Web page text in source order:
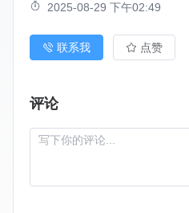
2025-08-29 下午02:49
联系我 点赞
评论